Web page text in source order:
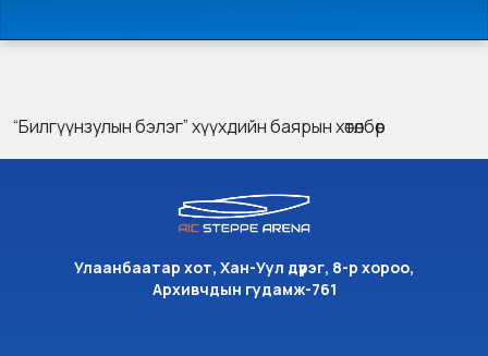
“Билгүүнзулын бэлэг” хүүхдийн баярын хөтөлбөр
Улаанбаатар хот, Хан-Уул дүүрэг, 8-р хороо,
Архивчдын гудамж-761